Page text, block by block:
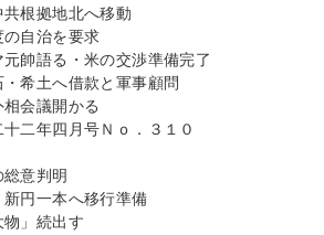
根拠地北へ移動
自治を要求
帥語る・米の交渉準備完了
希土へ借款と軍事顧問
会議開かる
二年四月号Ｎｏ．３１０
意判明
円一本へ移行準備
」続出す